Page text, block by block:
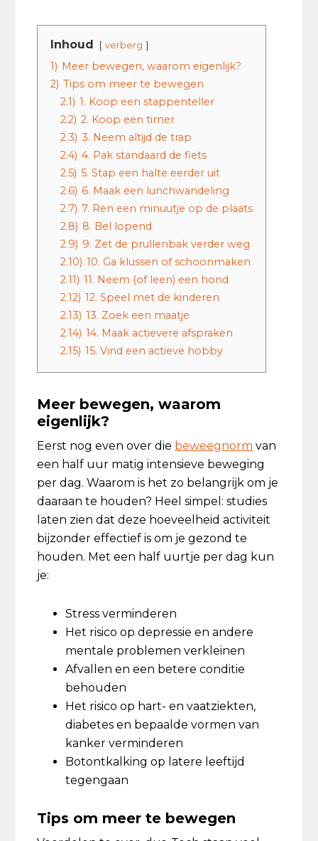
Inhoud verberg
1) Meer bewegen, waarom eigenlijk?
2) Tips om meer te bewegen
2.1) 1. Koop een stappenteller
2.2) 2. Koop een timer
2.3) 3. Neem altijd de trap
2.4) 4. Pak standaard de fiets
2.5) 5. Stap een halte eerder uit
2.6) 6. Maak een lunchwandeling
2.7) 7. Ren een minuutje op de plaats
2.8) 8. Bel lopend
2.9) 9. Zet de prullenbak verder weg
2.10) 10. Ga klussen of schoonmaken
2.11) 11. Neem (of leen) een hond
2.12) 12. Speel met de kinderen
2.13) 13. Zoek een maatje
2.14) 14. Maak actievere afspraken
2.15) 15. Vind een actieve hobby
Meer bewegen, waarom
eigenlijk?
Eerst nog even over die beweegnorm van
een half uur matig intensieve beweging
per dag. Waarom is het zo belangrijk om je
daaraan te houden? Heel simpel: studies
laten zien dat deze hoeveelheid activiteit
bijzonder effectief is om je gezond te
houden. Met een half uurtje per dag kun
je:
Stress verminderen
Het risico op depressie en andere
mentale problemen verkleinen
Afvallen en een betere conditie
behouden
Het risico op hart- en vaatziekten,
diabetes en bepaalde vormen van
kanker verminderen
Botontkalking op latere leeftijd
tegengaan
Tips om meer te bewegen